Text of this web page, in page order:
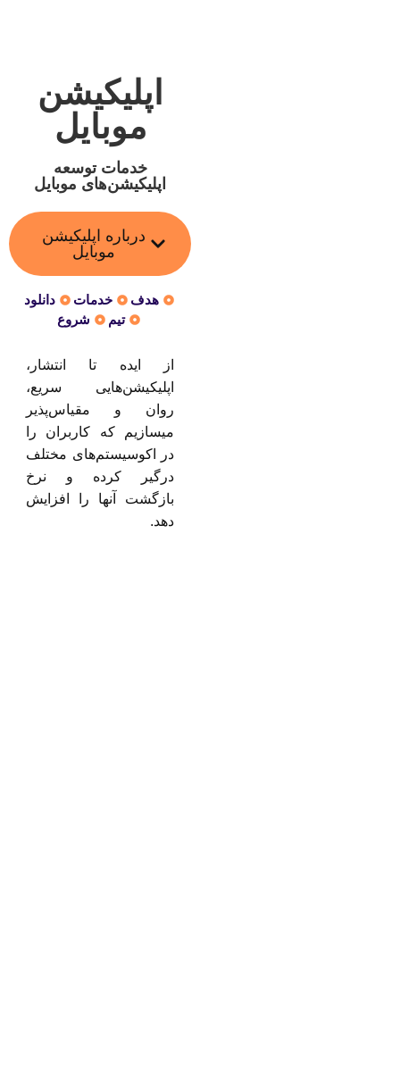
اپلیکیشن
موبایل
خدمات توسعه
اپلیکیشن‌های موبایل
از ایده تا انتشار،
اپلیکیشن‌هایی سریع،
روان و مقیاس‌پذیر
میسازیم که کاربران را
در اکوسیستم‌های مختلف
درگیر کرده و نرخ
بازگشت آنها را افزایش
دهد.
درباره اپلیکیشن
موبایل
هدف خدمات
دانلود
تیم
شروع